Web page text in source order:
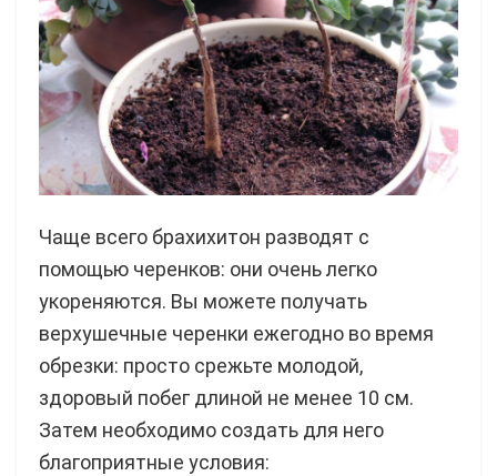
Чаще всего брахихитон разводят с
помощью черенков: они очень легко
укореняются. Вы можете получать
верхушечные черенки ежегодно во время
обрезки: просто срежьте молодой,
здоровый побег длиной не менее 10 см.
Затем необходимо создать для него
благоприятные условия: